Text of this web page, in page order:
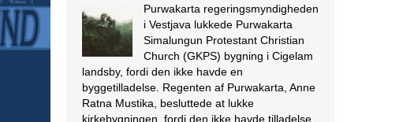
Purwakarta regeringsmyndigheden
i Vestjava lukkede Purwakarta
Simalungun Protestant Christian
Church (GKPS) bygning i Cigelam
landsby, fordi den ikke havde en
byggetilladelse. Regenten af Purwakarta, Anne
Ratna Mustika, besluttede at lukke
kirkebygningen, fordi den ikke havde tilladelse